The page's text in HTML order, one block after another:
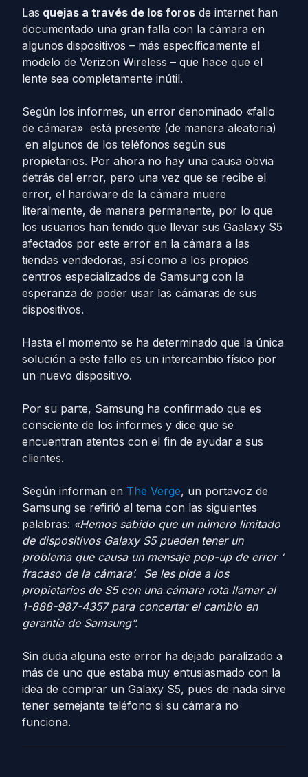
Las quejas a través de los foros de internet han
documentado una gran falla con la cámara en
algunos dispositivos – más específicamente el
modelo de Verizon Wireless – que hace que el
lente sea completamente inútil.
Según los informes, un error denominado «fallo
de cámara» está presente (de manera aleatoria)
en algunos de los teléfonos según sus
propietarios. Por ahora no hay una causa obvia
detrás del error, pero una vez que se recibe el
error, el hardware de la cámara muere
literalmente, de manera permanente, por lo que
los usuarios han tenido que llevar sus Gaalaxy S5
afectados por este error en la cámara a las
tiendas vendedoras, así como a los propios
centros especializados de Samsung con la
esperanza de poder usar las cámaras de sus
dispositivos.
Hasta el momento se ha determinado que la única
solución a este fallo es un intercambio físico por
un nuevo dispositivo.
Por su parte, Samsung ha confirmado que es
consciente de los informes y dice que se
encuentran atentos con el fin de ayudar a sus
clientes.
Según informan en The Verge, un portavoz de
Samsung se refirió al tema con las siguientes
palabras: «Hemos sabido que un número limitado
de dispositivos Galaxy S5 pueden tener un
problema que causa un mensaje pop-up de error ‘
fracaso de la cámara’. Se les pide a los
propietarios de S5 con una cámara rota llamar al
1-888-987-4357 para concertar el cambio en
garantía de Samsung”.
Sin duda alguna este error ha dejado paralizado a
más de uno que estaba muy entusiasmado con la
idea de comprar un Galaxy S5, pues de nada sirve
tener semejante teléfono si su cámara no
funciona.